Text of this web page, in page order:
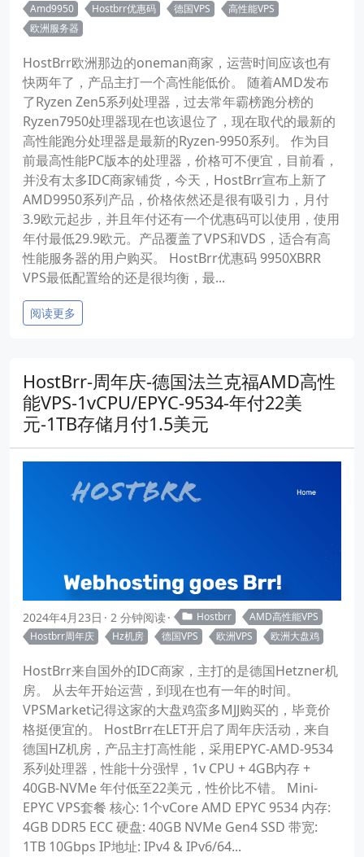
Amd9950
Hostbrr优惠码 德国VPS
高性能VPS
欧洲服务器
HostBrr欧洲那边的oneman商家，运营时间应该也有
快两年了，产品主打一个高性能低价。 随着AMD发布
了Ryzen Zen5系列处理器，过去常年霸榜跑分榜的
Ryzen7950处理器现在也该退位了，现在取代的最新的
高性能跑分处理器是最新的Ryzen-9950系列。 作为目
前最高性能PC版本的处理器，价格可不便宜，目前看，
并没有太多IDC商家铺货，今天，HostBrr宣布上新了
AMD9950系列产品，价格依然还是很有吸引力，月付
3.9欧元起步，并且年付还有一个优惠码可以使用，使用
年付最低29.9欧元。产品覆盖了VPS和VDS，适合有高
性能服务器的用户购买。 HostBrr优惠码 9950XBRR
VPS最低配置给的还是很均衡，最...
阅读更多
HostBrr-周年庆-德国法兰克福AMD高性
能VPS-1vCPU/EPYC-9534-年付22美
元-1TB存储月付1.5美元
2024年4月23日 2 分钟阅读 Hostbrr
AMD高性能VPS
Hostbrr周年庆
Hz机房 德国VPS 欧洲VPS 欧洲大盘鸡
HostBrr来自国外的IDC商家，主打的是德国Hetzner机
房。 从去年开始运营，到现在也有一年的时间。
VPSMarket记得这家的大盘鸡蛮多MJJ购买的，毕竟价
格挺便宜的。 HostBrr在LET开启了周年庆活动，来自
德国HZ机房，产品主打高性能，采用EPYC-AMD-9534
系列处理器，性能十分强悍，1v CPU + 4GB内存 +
40GB-NVMe 年付低至22美元，性价比不错。 Mini-
EPYC VPS套餐 核心: 1个vCore AMD EPYC 9534 内存:
4GB DDR5 ECC 硬盘: 40GB NVMe Gen4 SSD 带宽:
1TB 10Gbps IP地址: IPv4 & IPv6/64...